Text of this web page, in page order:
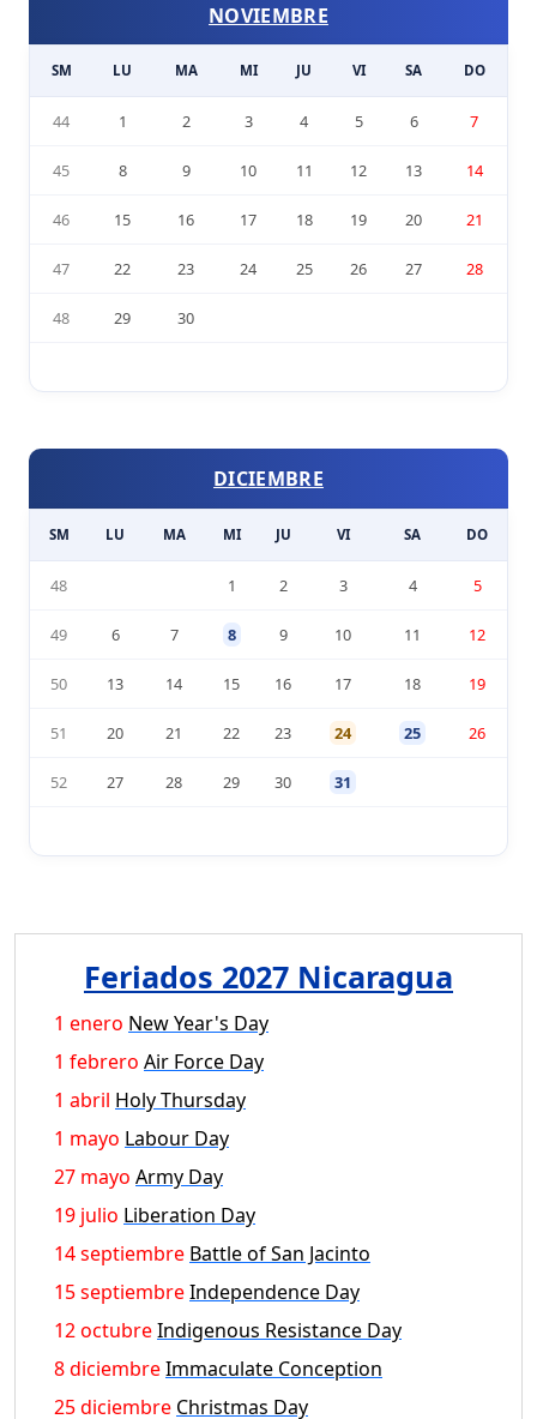
NOVIEMBRE
SM LU MA MI JU VI SA DO
44 1 2 3 4 5 6 7
45 8 9 10 11 12 13 14
46 15 16 17 18 19 20 21
47 22 23 24 25 26 27 28
48 29 30
DICIEMBRE
SM LU MA MI JU VI SA DO
48 1 2 3 4 5
49 6 7 8 9 10 11 12
50 13 14 15 16 17 18 19
51 20 21 22 23 24 25 26
52 27 28 29 30 31
Feriados 2027 Nicaragua
1 enero New Year's Day
1 febrero Air Force Day
1 abril Holy Thursday
1 mayo Labour Day
27 mayo Army Day
19 julio Liberation Day
14 septiembre Battle of San Jacinto
15 septiembreIndependence Day
12 octubreIndigenous Resistance Day
8 diciembreImmaculate Conception
25 diciembre Christmas Day